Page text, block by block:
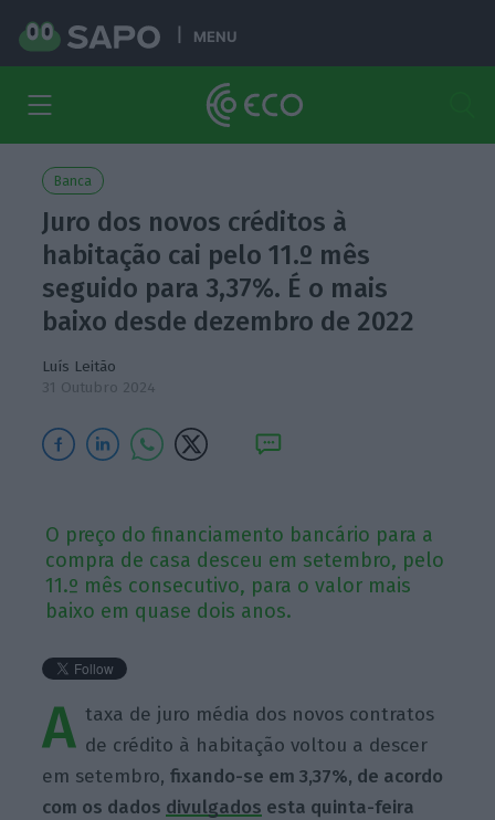
MENU
Banca
Juro dos novos créditos à
habitação cai pelo 11.º mês
seguido para 3,37%. É o mais
baixo desde dezembro de 2022
Luís Leitão
31 Outubro 2024
O preço do financiamento bancário para a
compra de casa desceu em setembro, pelo
11.º mês consecutivo, para o valor mais
baixo em quase dois anos.
A taxa de juro média dos novos contratos
de crédito à habitação voltou a descer
em setembro,fixando-se em 3,37%, de acordo
com os dados divulgados esta quinta-feira